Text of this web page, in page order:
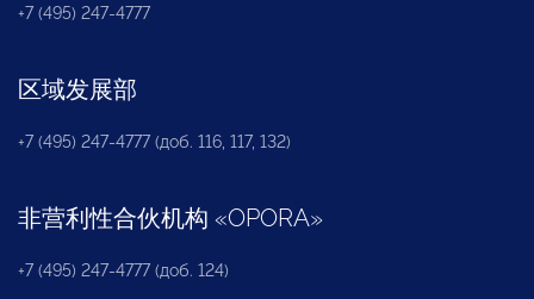
+7 (495) 247-4777
区域发展部
+7 (495) 247-4777 (доб. 116, 117, 132)
非营利性合伙机构 «OPORA»
+7 (495) 247-4777 (доб. 124)